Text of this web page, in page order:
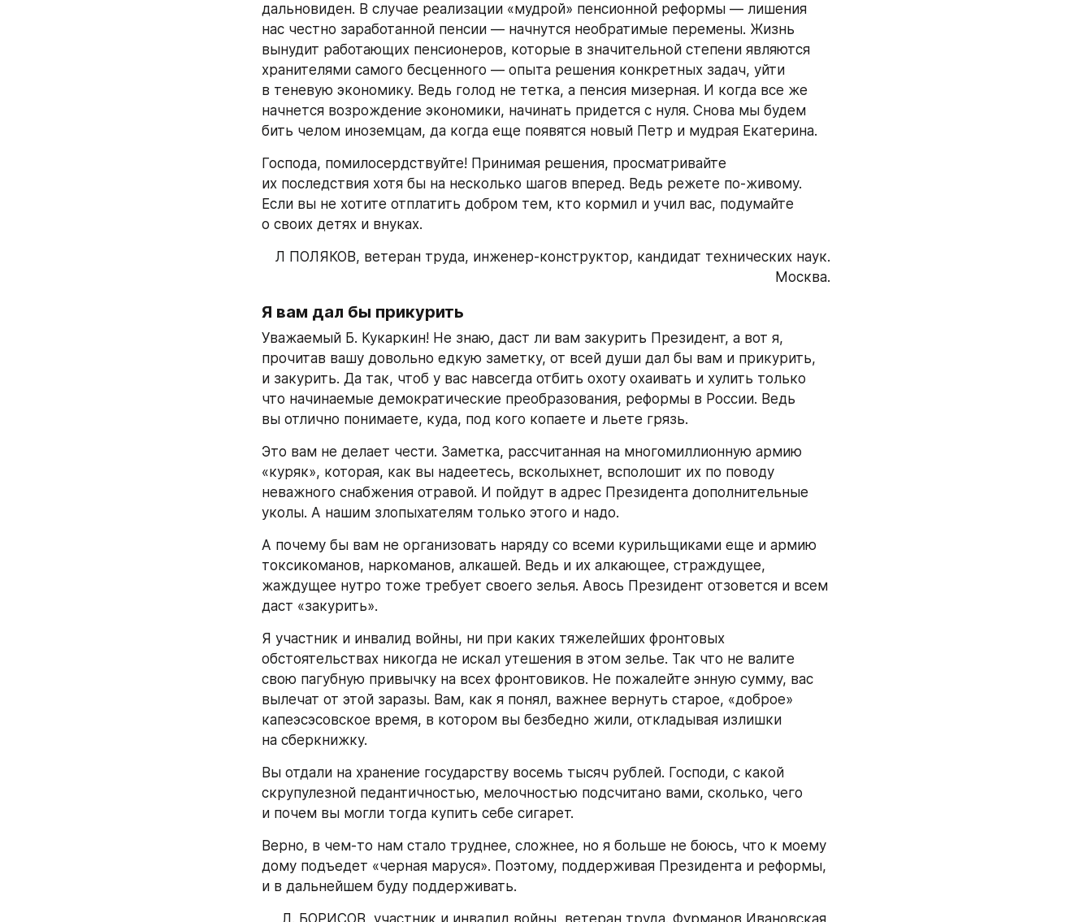
дальновиден. В случае реализации «мудрой» пенсионной реформы — лишения
нас честно заработанной пенсии — начнутся необратимые перемены. Жизнь
вынудит работающих пенсионеров, которые в значительной степени являются
хранителями самого бесценного — опыта решения конкретных задач, уйти
в теневую экономику. Ведь голод не тетка, а пенсия мизерная. И когда все же
начнется возрождение экономики, начинать придется с нуля. Снова мы будем
бить челом иноземцам, да когда еще появятся новый Петр и мудрая Екатерина.
Господа, помилосердствуйте! Принимая решения, просматривайте
их последствия хотя бы на несколько шагов вперед. Ведь режете по-живому.
Если вы не хотите отплатить добром тем, кто кормил и учил вас, подумайте
о своих детях и внуках.
Л ПОЛЯКОВ, ветеран труда, инженер-конструктор, кандидат технических наук.
Москва.
Я вам дал бы прикурить
Уважаемый Б. Кукаркин! Не знаю, даст ли вам закурить Президент, а вот я,
прочитав вашу довольно едкую заметку, от всей души дал бы вам и прикурить,
и закурить. Да так, чтоб у вас навсегда отбить охоту охаивать и хулить только
что начинаемые демократические преобразования, реформы в России. Ведь
вы отлично понимаете, куда, под кого копаете и льете грязь.
Это вам не делает чести. Заметка, рассчитанная на многомиллионную армию
«куряк», которая, как вы надеетесь, всколыхнет, всполошит их по поводу
неважного снабжения отравой. И пойдут в адрес Президента дополнительные
уколы. А нашим злопыхателям только этого и надо.
А почему бы вам не организовать наряду со всеми курильщиками еще и армию
токсикоманов, наркоманов, алкашей. Ведь и их алкающее, страждущее,
жаждущее нутро тоже требует своего зелья. Авось Президент отзовется и всем
даст «закурить».
Я участник и инвалид войны, ни при каких тяжелейших фронтовых
обстоятельствах никогда не искал утешения в этом зелье. Так что не валите
свою пагубную привычку на всех фронтовиков. Не пожалейте энную сумму, вас
вылечат от этой заразы. Вам, как я понял, важнее вернуть старое, «доброе»
капеэсэсовское время, в котором вы безбедно жили, откладывая излишки
на сберкнижку.
Вы отдали на хранение государству восемь тысяч рублей. Господи, с какой
скрупулезной педантичностью, мелочностью подсчитано вами, сколько, чего
и почем вы могли тогда купить себе сигарет.
Верно, в чем-то нам стало труднее, сложнее, но я больше не боюсь, что к моему
дому подъедет «черная маруся». Поэтому, поддерживая Президента и реформы,
и в дальнейшем буду поддерживать.
Л. БОРИСОВ, участник и инвалид войны, ветеран труда. Фурманов Ивановская